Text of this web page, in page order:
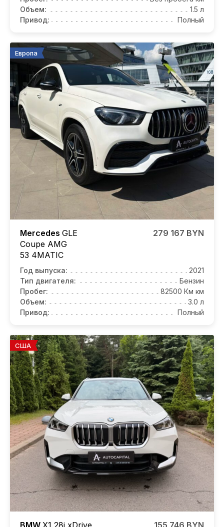
Объем:
1.5 л
Привод:
Полный
Европа
Mercedes GLE
Coupe AMG
53 4MATIC
279 167 BYN
Год выпуска:
2021
Тип двигателя:
Бензин
Пробег:
82500 Км км
Объем:
3.0 л
Привод:
Полный
США